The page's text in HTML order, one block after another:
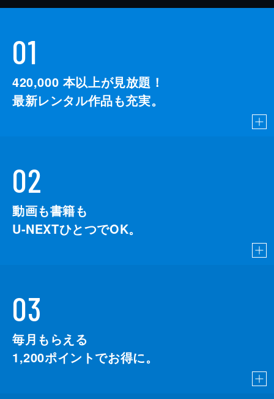
01
420,000 本以上が見放題！
最新レンタル作品も充実。
02
動画も書籍も
U-NEXTひとつでOK。
03
毎月もらえる
1,200ポイントでお得に。